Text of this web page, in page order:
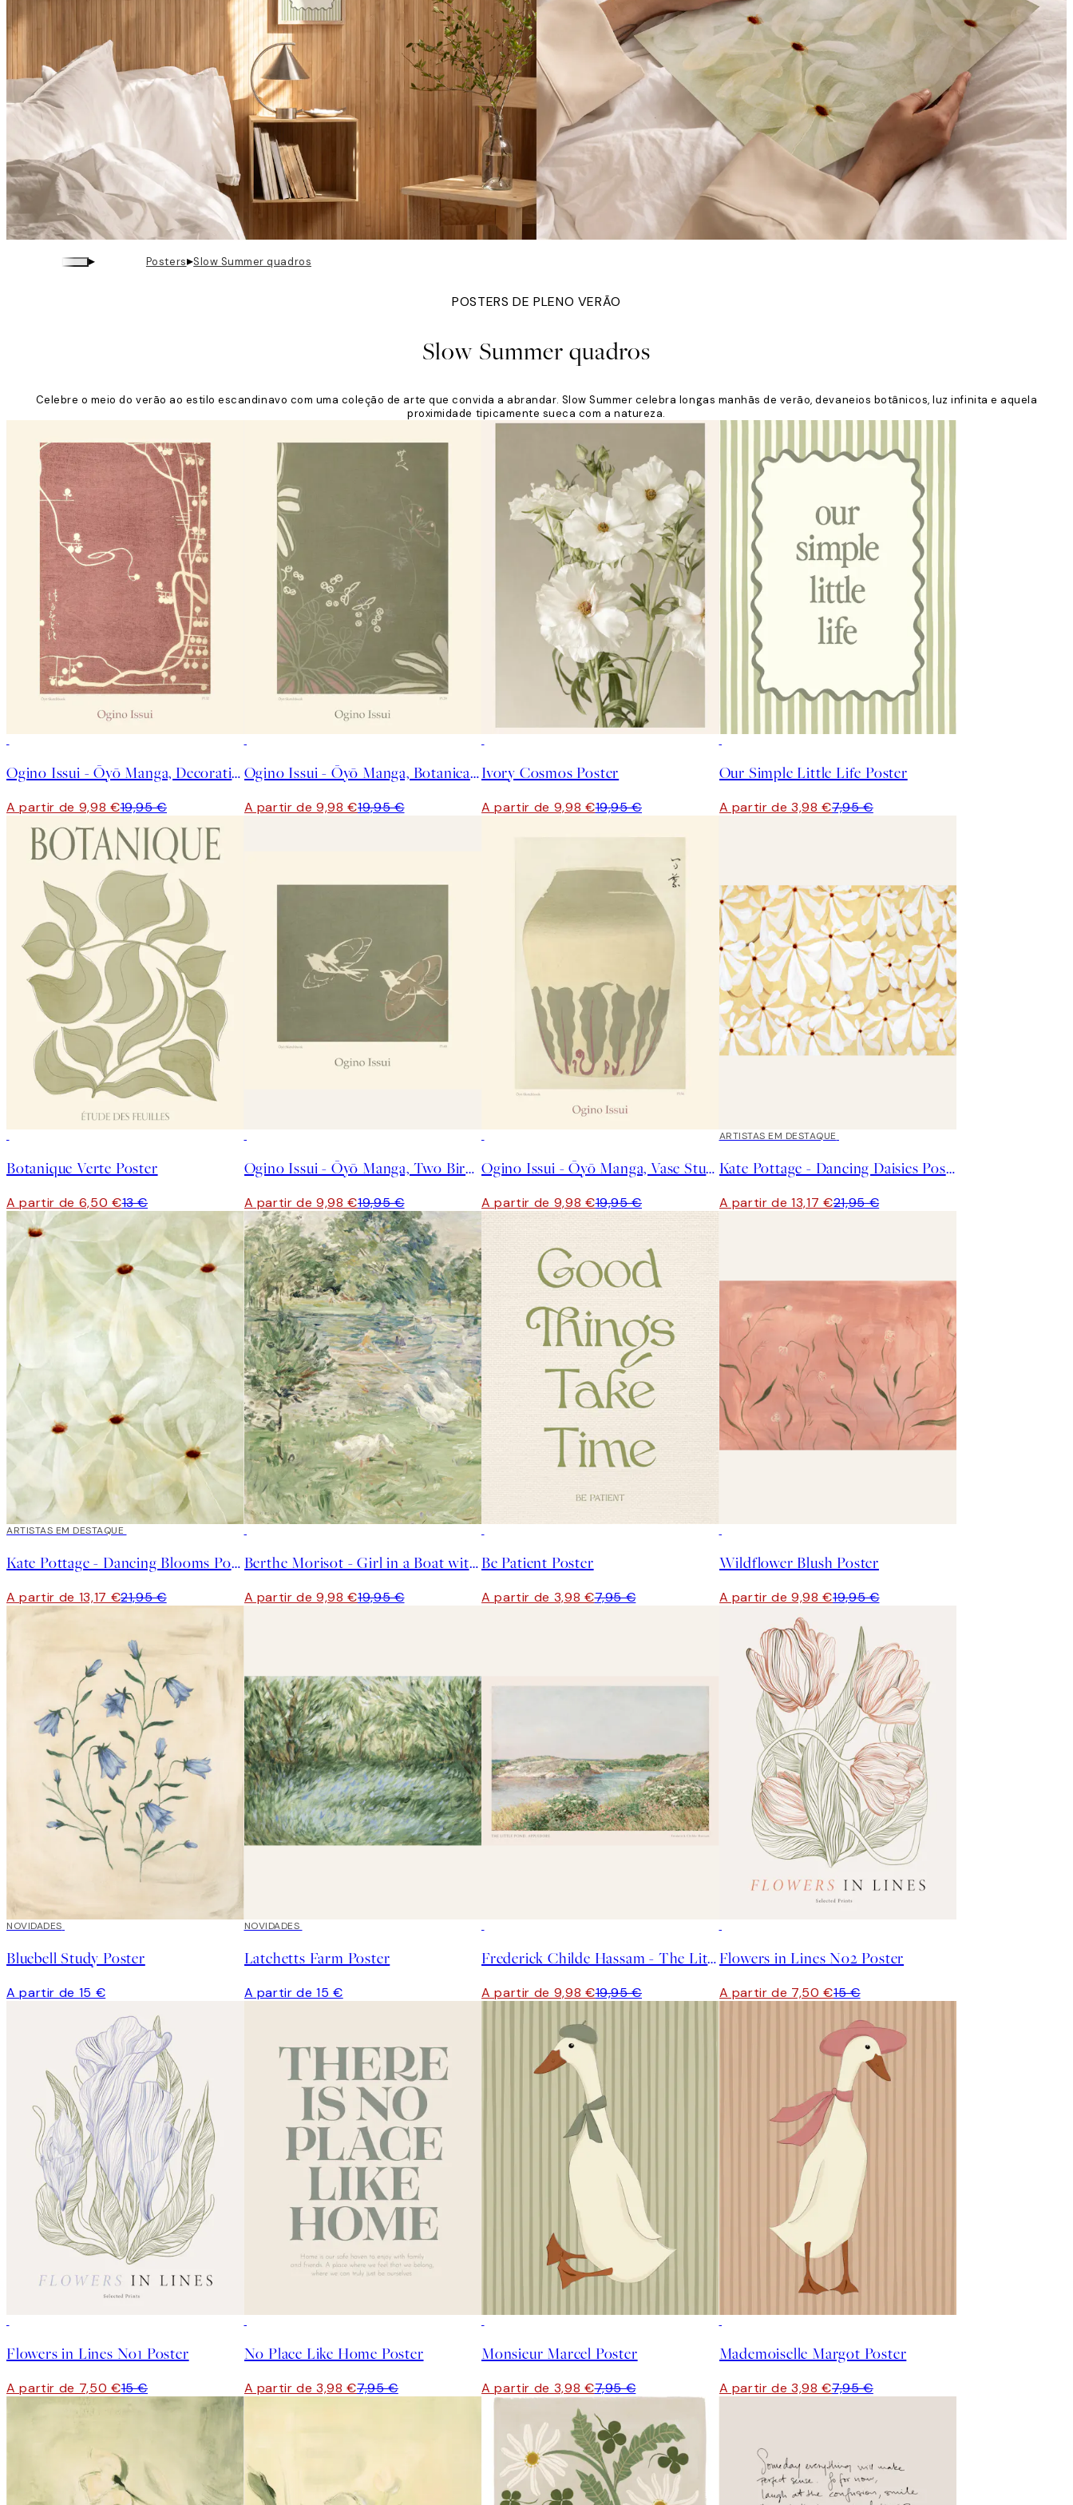
▸ Posters▸Slow Summer quadros
POSTERS DE PLENO VERÃO
Slow Summer quadros
Celebre o meio do verão ao estilo escandinavo com uma coleção de arte que convida a abrandar. Slow Summer celebra longas manhãs de verão, devaneios botânicos, luz infinita e aquela
proximidade tipicamente sueca com a natureza.
Ogino Issui - Ōyō Manga, Decorative Study Poster
A partir de 9,98 €19,95 €
Ogino Issui - Ōyō Manga, Botanical Study Poster
A partir de 9,98 €19,95 €
Ivory Cosmos Poster
A partir de 9,98 €19,95 €
Our Simple Little Life Poster
A partir de 3,98 €7,95 €
Botanique Verte Poster
A partir de 6,50 €13 €
Ogino Issui - Ōyō Manga, Two Birds Poster
A partir de 9,98 €19,95 €
Ogino Issui - Ōyō Manga, Vase Study Poster
A partir de 9,98 €19,95 €
40%*
ARTISTAS EM DESTAQUE
Kate Pottage - Dancing Daisies Poster
A partir de 13,17 €21,95 €
40%*
ARTISTAS EM DESTAQUE
Kate Pottage - Dancing Blooms Poster
A partir de 13,17 €21,95 €
Berthe Morisot - Girl in a Boat with Geese Poster
A partir de 9,98 €19,95 €
Be Patient Poster
A partir de 3,98 €7,95 €
Wildflower Blush Poster
A partir de 9,98 €19,95 €
NOVIDADES
Bluebell Study Poster
A partir de 15 €
NOVIDADES
Latchetts Farm Poster
A partir de 15 €
Frederick Childe Hassam - The Little Pond, Appledore Poster
A partir de 9,98 €19,95 €
Flowers in Lines No2 Poster
A partir de 7,50 €15 €
Flowers in Lines No1 Poster
A partir de 7,50 €15 €
No Place Like Home Poster
A partir de 3,98 €7,95 €
Monsieur Marcel Poster
A partir de 3,98 €7,95 €
Mademoiselle Margot Poster
A partir de 3,98 €7,95 €